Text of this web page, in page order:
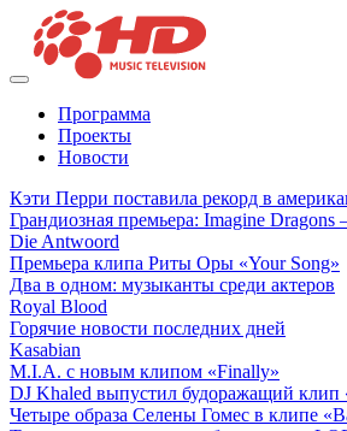
Программа
Проекты
Новости
Кэти Перри поставила рекорд в
Грандиозная премьера: Imagine Dragons
Die Antwoord
Премьера клипа Риты Оры «Your Song»
Два в одном: музыканты среди актеров
Royal Blood
Горячие новости последних дней
Kasabian
M.I.A. с новым клипом «Finally»
DJ Khaled выпустил будоражащий клип
Четыре образа Селены Гомес в клипе